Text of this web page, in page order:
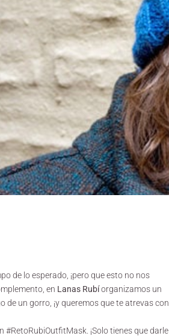
de lo esperado, ¡pero que esto no nos
en Lanas Rubíorganizamos un
de un gorro, ¡y queremos que te atrevas con
¡Solo tienes que darle